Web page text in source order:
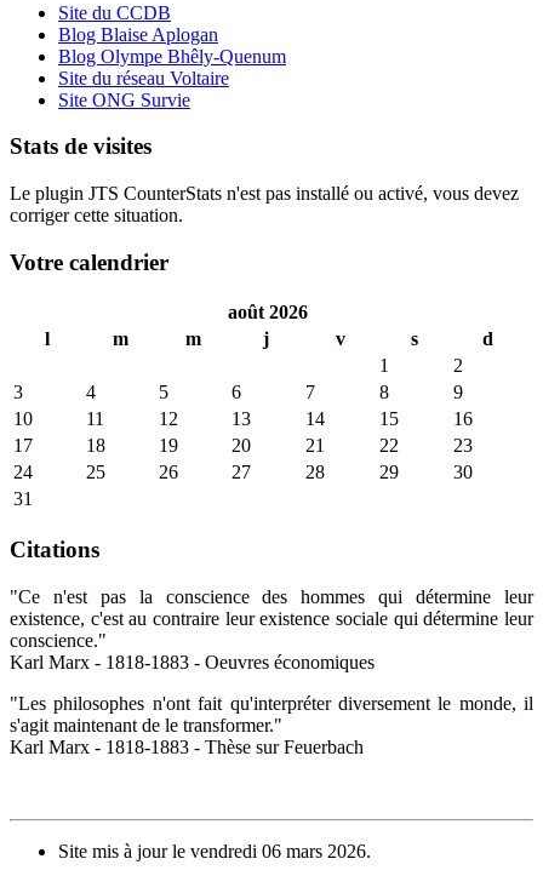
Site du CCDB
Blog Blaise Aplogan
Blog Olympe Bhêly-Quenum
Site du réseau Voltaire
Site ONG Survie
Stats de visites
Le plugin JTS CounterStats n'est pas installé ou activé, vous devez
corriger cette situation.
Votre calendrier
août 2026
l
m m j v s
d
1
2
3
4 5 6 7 8
9
10
11 12 13 14 15
16
17
18 19 20 21 22
23
24
25 26 27 28 29
30
31
Citations
"Ce n'est pas la conscience des hommes qui détermine leur
existence, c'est au contraire leur existence sociale qui détermine leur
conscience."
Karl Marx - 1818-1883 - Oeuvres économiques
"Les philosophes n'ont fait qu'interpréter diversement le monde, il
s'agit maintenant de le transformer."
Karl Marx - 1818-1883 - Thèse sur Feuerbach
Site mis à jour le vendredi 06 mars 2026.